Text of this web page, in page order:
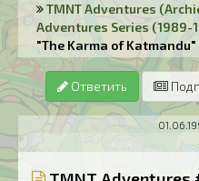
TMNT Adventures
Adventures Series (1989-
"The Karma of Katmandu"
Ответить